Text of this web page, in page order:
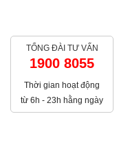
TỔNG ĐÀI TƯ VẤN
1900 8055
Thời gian hoạt động
từ 6h - 23h hằng ngày